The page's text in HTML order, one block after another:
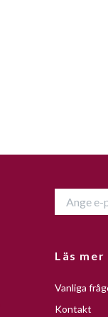
Läs mer
Vanliga
Kontakt